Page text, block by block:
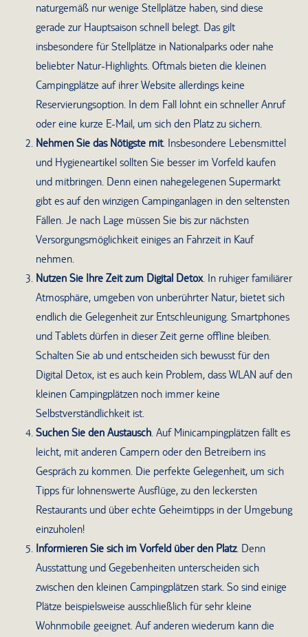
naturgemäß nur wenige Stellplätze haben, sind diese
gerade zur Hauptsaison schnell belegt. Das gilt
insbesondere für Stellplätze in Nationalparks oder nahe
beliebter Natur-Highlights. Oftmals bieten die kleinen
Campingplätze auf ihrer Website allerdings keine
Reservierungsoption. In dem Fall lohnt ein schneller Anruf
oder eine kurze E-Mail, um sich den Platz zu sichern.
Nehmen Sie das Nötigste mit. Insbesondere Lebensmittel
und Hygieneartikel sollten Sie besser im Vorfeld kaufen
und mitbringen. Denn einen nahegelegenen Supermarkt
gibt es auf den winzigen Campinganlagen in den seltensten
Fällen. Je nach Lage müssen Sie bis zur nächsten
Versorgungsmöglichkeit einiges an Fahrzeit in Kauf
nehmen.
Nutzen Sie Ihre Zeit zum Digital Detox . In ruhiger familiärer
Atmosphäre, umgeben von unberührter Natur, bietet sich
endlich die Gelegenheit zur Entschleunigung. Smartphones
und Tablets dürfen in dieser Zeit gerne offline bleiben.
Schalten Sie ab und entscheiden sich bewusst für den
Digital Detox, ist es auch kein Problem, dass WLAN auf den
kleinen Campingplätzen noch immer keine
Selbstverständlichkeit ist.
Suchen Sie den Austausch . Auf Minicampingplätzen fällt es
leicht, mit anderen Campern oder den Betreibern ins
Gespräch zu kommen. Die perfekte Gelegenheit, um sich
Tipps für lohnenswerte Ausflüge, zu den leckersten
Restaurants und über echte Geheimtipps in der Umgebung
einzuholen!
Informieren Sie sich im Vorfeld über den Platz. Denn
Ausstattung und Gegebenheiten unterscheiden sich
zwischen den kleinen Campingplätzen stark. So sind einige
Plätze beispielsweise ausschließlich für sehr kleine
Wohnmobile geeignet. Auf anderen wiederum kann die